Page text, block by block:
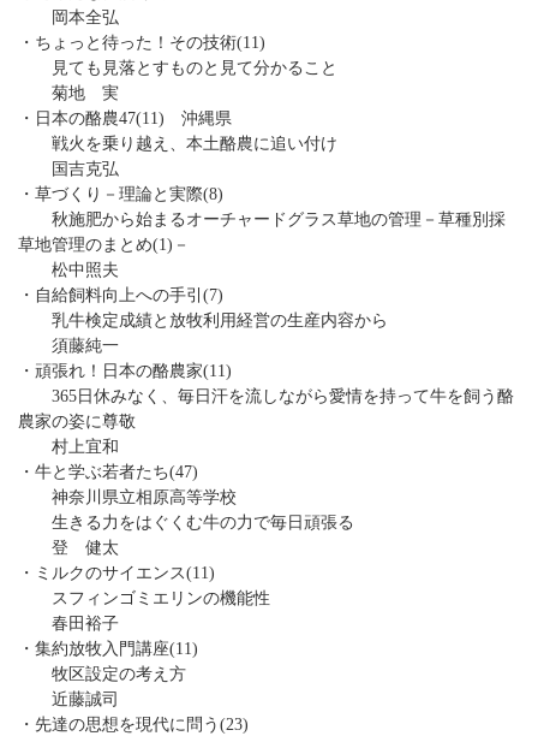
岡本全弘
・ちょっと待った！その技術(11)
見ても見落とすものと見て分かること
菊地 実
・日本の酪農47(11) 沖縄県
戦火を乗り越え、本土酪農に追い付け
国吉克弘
・草づくり－理論と実際(8)
秋施肥から始まるオーチャードグラス草地の管理－草種別採
草地管理のまとめ(1)－
松中照夫
・自給飼料向上への手引(7)
乳牛検定成績と放牧利用経営の生産内容から
須藤純一
・頑張れ！日本の酪農家(11)
365日休みなく、毎日汗を流しながら愛情を持って牛を飼う酪
農家の姿に尊敬
村上宜和
・牛と学ぶ若者たち(47)
神奈川県立相原高等学校
生きる力をはぐくむ牛の力で毎日頑張る
登 健太
・ミルクのサイエンス(11)
スフィンゴミエリンの機能性
春田裕子
・集約放牧入門講座(11)
牧区設定の考え方
近藤誠司
・先達の思想を現代に問う(23)